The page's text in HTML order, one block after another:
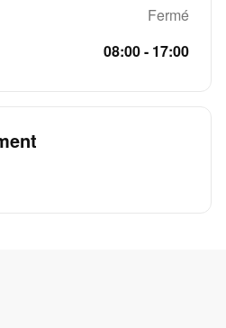
Fermé
08:00 - 17:00